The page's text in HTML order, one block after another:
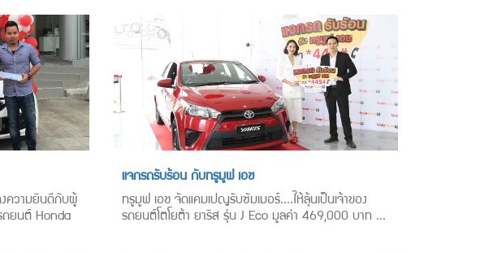
งความยินดีกับผู้
ถยนต์ Honda
แจกรถรับร้อน กับทรูมูฟ เอช
ทรูมูฟ เอช จัดแคมเปญรับซัมเมอร์....ให้ลุ้นเป็นเจ้าของ
รถยนต์โตโยต้า ยาริส รุ่น J Eco มูลค่า 469,000 บาท ...